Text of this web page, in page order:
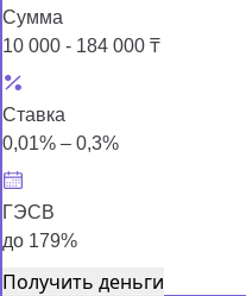
Сумма
10 000 - 184 000 ₸
Ставка
0,01% – 0,3%
ГЭСВ
до 179%
Получить деньги